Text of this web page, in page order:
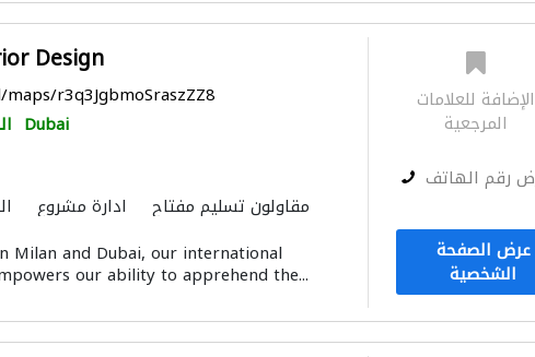
Design
r3q3JgbmoSraszZZ8
Dubai
ادارة مشروع
مقاولون تسليم مفتاح
Milan and Dubai, our international
our ability to apprehend the...
الإضافة للعلامات
المرجعية
رقم الهاتف
عرض الصفحة
الشخصية